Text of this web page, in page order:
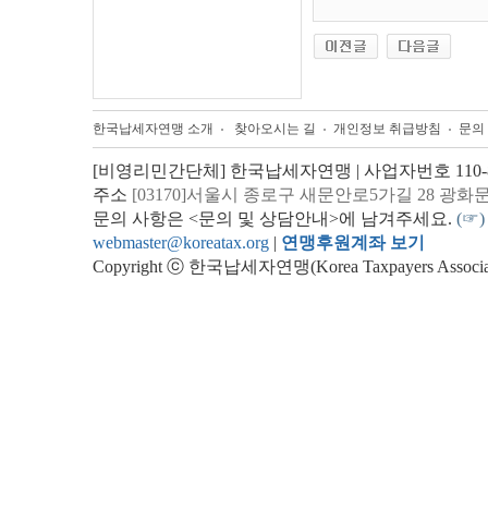
한국납세자연맹 소개 찾아오시는 길 개인정보 취급방침 문
[비영리민간단체] 한국납세자연맹 | 사업자번호
주소 [03170]서울시 종로구 새문안로5가길 28 광화
문의 사항은 <문의 및 상담안내>에 남겨주세요. (☞)
webmaster@koreatax.org | 연맹후원계좌 보기
Copyright ⓒ 한국납세자연맹(Korea Taxpayers